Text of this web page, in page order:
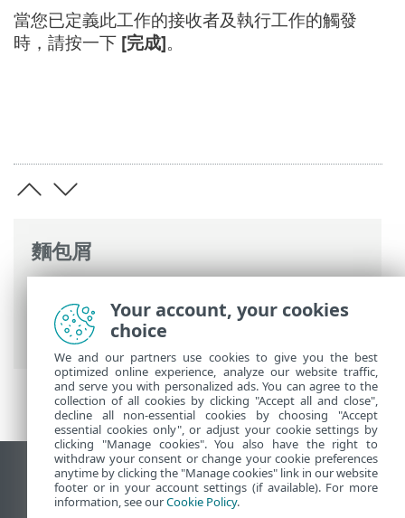
麵包屑
ESET PROTECT>ESET PROTECT 主功能表>
工作>用戶端工作
當您已定義此工作的接收者及執行工作的觸發
時，請按一下 [完成]。
檢視桌面網站
End of Life
Your account, your cookies
choice
We and our partners use cookies to give you the best
optimized online experience, analyze our website traffic,
and serve you with personalized ads. You can agree to the
collection of all cookies by clicking "Accept all and close",
decline all non-essential cookies by choosing "Accept
essential cookies only", or adjust your cookie settings by
clicking "Manage cookies". You also have the right to
withdraw your consent or change your cookie preferences
anytime by clicking the "Manage cookies" link in our website
footer or in your account settings (if available). For more
information, see ourCookie Policy.